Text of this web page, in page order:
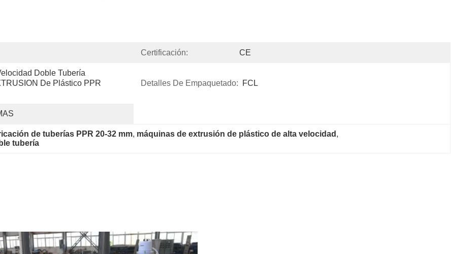
Certificación: CE
Doble Tubería
De Plástico PPR
Detalles De Empaquetado: FCL
de tuberías PPR 20-32 mm, máquinas de extrusión de plástico de alta velocidad ,
tubería